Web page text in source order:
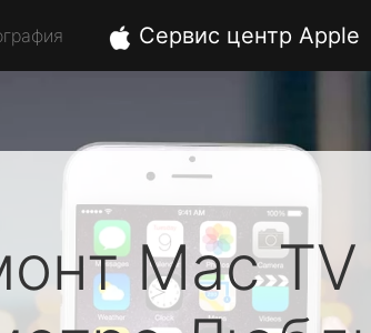
Сервис центр Apple
Mac TV